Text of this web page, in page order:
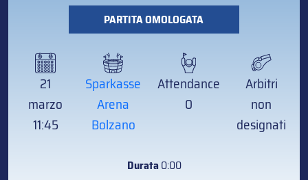
PARTITA OMOLOGATA
21
marzo
11:45
Sparkasse
Arena
Bolzano
Attendance
0
Arbitri
non
designati
Durata0:00